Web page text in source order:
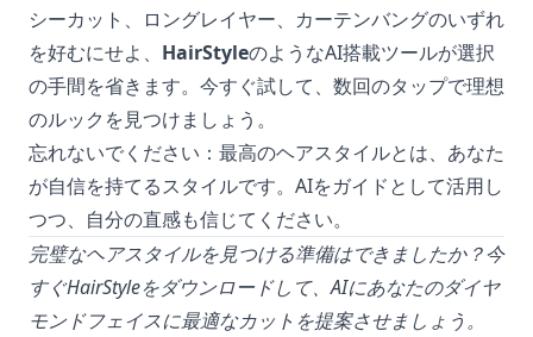
シーカット、ロングレイヤー、カーテンバングのいずれ
を好むにせよ、 HairStyleのようなAI搭載ツールが選択
の手間を省きます。今すぐ試して、数回のタップで理想
のルックを見つけましょう。
忘れないでください：最高のヘアスタイルとは、あなた
が自信を持てるスタイルです。AIをガイドとして活用し
つつ、自分の直感も信じてください。
完璧なヘアスタイルを見つける準備はできましたか？今
すぐHairStyleをダウンロードして、AIにあなたのダイヤ
モンドフェイスに最適なカットを提案させましょう。